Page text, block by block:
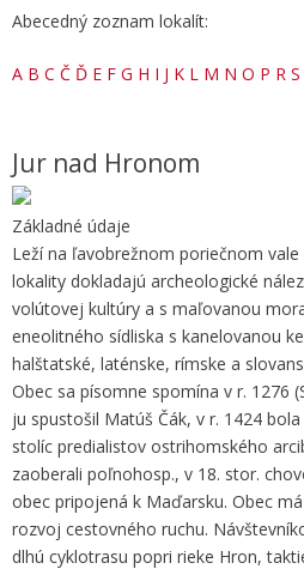
Abecedný zoznam lokalít:
A B C Č Ď E F G H I J K L M N O P R S
Jur nad Hronom
Základné údaje
Leží na ľavobrežnom poriečnom
lokality dokladajú archeologické
volútovej kultúry a s maľovanou
eneolitného sídliska s kanelovanou
halštatské, laténske, rímske a
Obec sa písomne spomína v r. 1276
ju spustošil Matúš Čák, v r. 1424
stolíc predialistov ostrihomského
zaoberali poľnohosp., v 18. stor.
obec pripojená k Maďarsku. Obec
rozvoj cestovného ruchu.
dlhú cyklotrasu popri rieke Hron,